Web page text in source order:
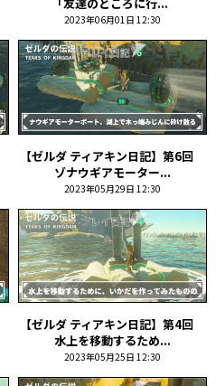
2023年06月01日 12:30
【ゼルダ ティアキン日記】第6回
ゾナウギアモーター...
2023年05月29日 12:30
【ゼルダ ティアキン日記】第4回
水上を移動するため...
2023年05月25日 12:30